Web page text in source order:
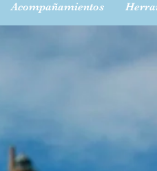
Acompañamientos